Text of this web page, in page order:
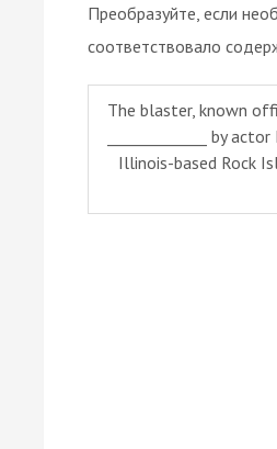
Преобразуйте, если
соответствовало
The blaster, known
_____________ by
Illinois-based Rock